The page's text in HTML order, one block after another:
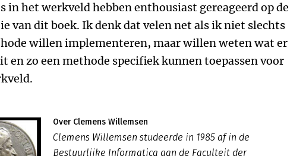
in het werkveld hebben enthousiast gereageerd op de
van dit boek. Ik denk dat velen net als ik niet slechts
willen implementeren, maar willen weten wat er
en zo een methode specifiek kunnen toepassen voor
Over Clemens Willemsen
Clemens Willemsen studeerde in 1985 af in de
Bestuurlijke Informatica aan de Faculteit der